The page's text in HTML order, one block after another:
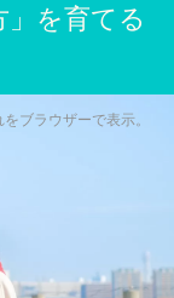
を育てる
をブラウザーで表示。